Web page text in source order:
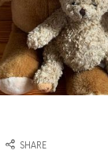
SHARE